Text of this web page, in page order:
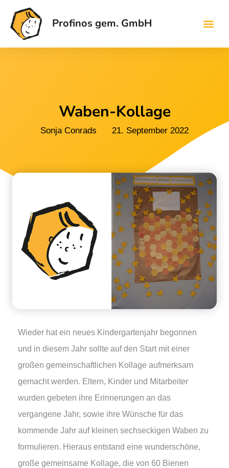
Profinos gem. GmbH
Waben-Kollage
Sonja Conrads 21. September 2022
Wieder hat ein neues Kindergartenjahr begonnen
und in diesem Jahr sollte auf den Start mit einer
großen gemeinschaftlichen Kollage aufmerksam
gemacht werden. Eltern, Kinder und Mitarbeiter
wurden gebeten ihre Erinnerungen an das
vergangene Jahr, sowie ihre Wünsche für das
kommende Jahr auf kleinen sechseckigen Waben zu
formulieren. Hieraus entstand eine wunderschöne,
große gemeinsame Kollage, die von 60 Bienen